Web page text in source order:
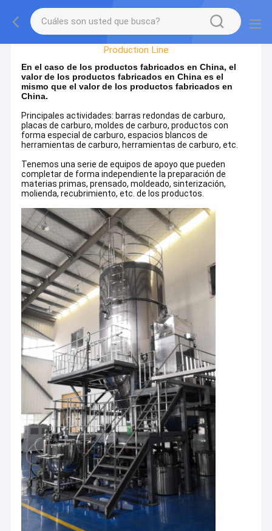
Factory Tour
Production Line
En el caso de los productos fabricados en China, el
valor de los productos fabricados en China es el
mismo que el valor de los productos fabricados en
China.
Principales actividades: barras redondas de carburo,
placas de carburo, moldes de carburo, productos con
forma especial de carburo, espacios blancos de
herramientas de carburo, herramientas de carburo, etc.
Tenemos una serie de equipos de apoyo que pueden
completar de forma independiente la preparación de
materias primas, prensado, moldeado, sinterización,
molienda, recubrimiento, etc. de los productos.